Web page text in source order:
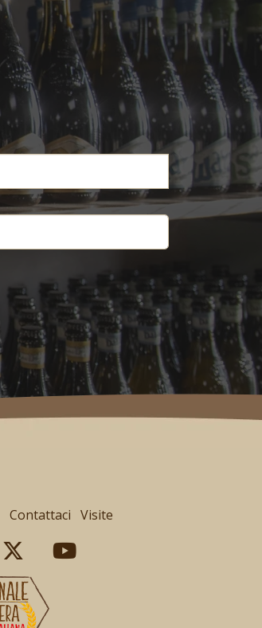
Contattaci Visite